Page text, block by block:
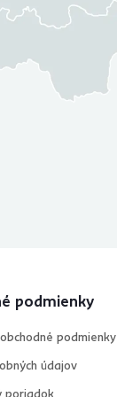
podmienky
podmienky
údajov
poriadok